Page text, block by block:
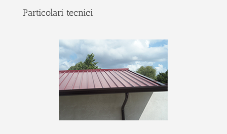
Particolari tecnici